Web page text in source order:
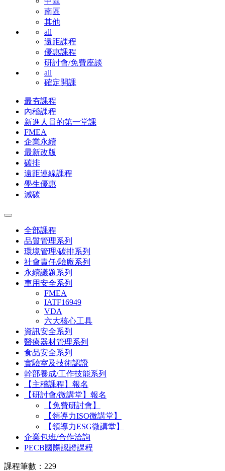
南區
其他
all
遠距課程
優惠課程
研討會/免費座談
all
確定開課
最夯課程
內稽課程
新進人員的第一堂課
FMEA
企業永續
最新改版
碳排
遠距連線課程
學生優惠
減碳
全部課程
品質管理系列
環境管理/碳排系列
社會責任/驗廠系列
永續議題系列
車用安全系列
FMEA
IATF16949
VDA
六大核心工具
資訊安全系列
醫療器材管理系列
食品安全系列
實驗室及技術認證
幹部養成/工作技能系列
【主稽課程】報名
【研討會/微講堂】報名
【免費研討會】
【領導力ISO微講堂】
【領導力ESG微講堂】
企業包班/合作洽詢
PECB國際認證課程
課程筆數：229